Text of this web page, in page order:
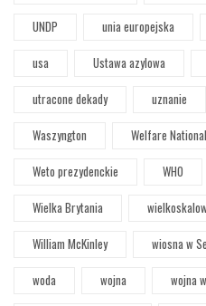
UNDP
unia europejska
usa
Ustawa azylowa
utracone dekady
uznanie
Waszyngton
Welfare
Weto prezydenckie
WHO
Wielka Brytania
William McKinley
wiosna w
woda
wojna
wojna